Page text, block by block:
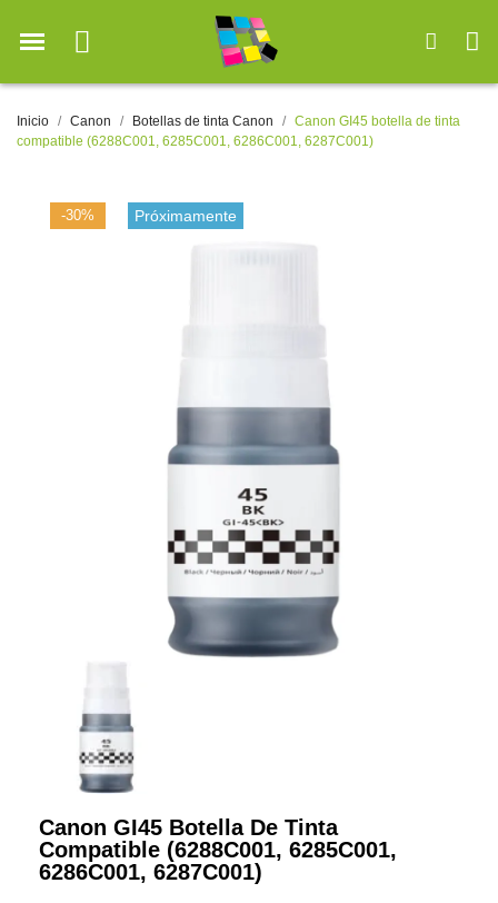
Inicio Canon Botellas de tinta Canon
Canon GI45 botella de tinta
compatible (6288C001, 6285C001, 6286C001, 6287C001)
-30% Próximamente
Canon GI45 Botella De Tinta
Compatible (6288C001, 6285C001,
6286C001, 6287C001)